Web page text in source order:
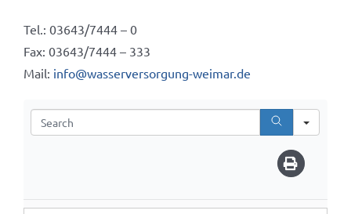
Tel.: 03643/7444 – 0
Fax: 03643/7444 – 333
Mail: info@wasserversorgung-weimar.de